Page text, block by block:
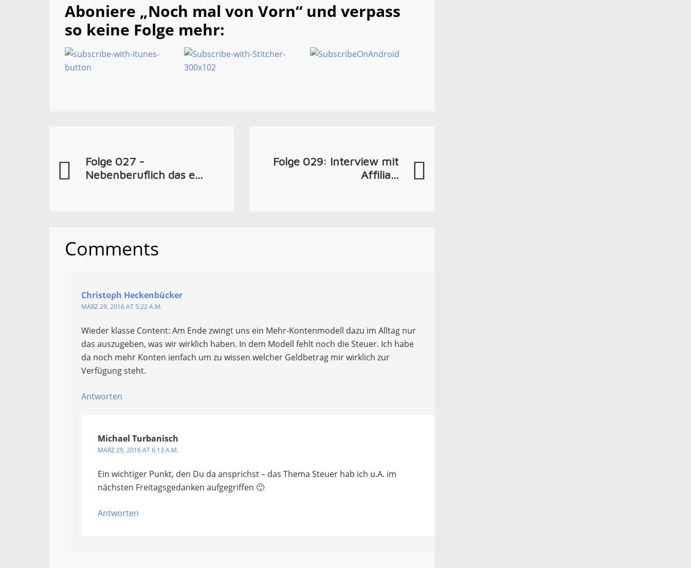
Aboniere „Noch mal von Vorn“ und verpass
so keine Folge mehr:
Folge 027 -
Nebenberuflich das e...
Folge 029: Interview mit
Affilia...
Comments
Christoph Heckenbücker
MÄRZ 29, 2016 AT 5:22 A.M.
Wieder klasse Content: Am Ende zwingt uns ein Mehr-Kontenmodell dazu im Alltag nur
das auszugeben, was wir wirklich haben. In dem Modell fehlt noch die Steuer. Ich habe
da noch mehr Konten ienfach um zu wissen welcher Geldbetrag mir wirklich zur
Verfügung steht.
Antworten
Michael Turbanisch
MÄRZ 29, 2016 AT 6:13 A.M.
Ein wichtiger Punkt, den Du da ansprichst – das Thema Steuer hab ich u.A. im
nächsten Freitagsgedanken aufgegriffen 🙂
Antworten